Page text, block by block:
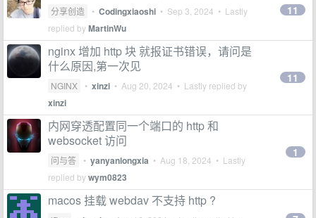
分享创造 • Codingxiaoshi • Sep 3, 2024 • Lastly
replied byMartinWu
11
nginx 增加 http 块 就报证书错误，请问是
什么原因,第一次见
NGINX • xinzi • Aug 20, 2024 • Lastly replied by
xinzi
11
内网穿透配置同一个端口的 http 和
websocket 访问
问与答 • yanyanlongxia • Aug 18, 2024 • Lastly
replied bywym0823
1
macos 挂载 webdav 不支持 http ?